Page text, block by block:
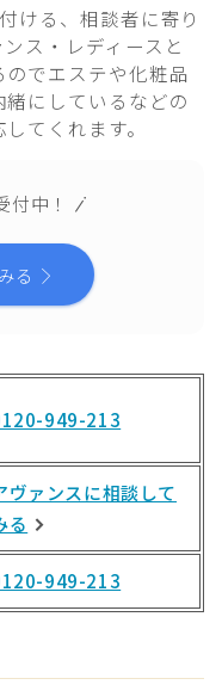
ける、相談者に寄り
ス・レディースと
のでエステや化粧品
にしているなどの
てくれます。
中！
る
949-213
ヴァンスに相談して
る
949-213